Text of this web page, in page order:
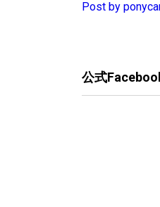
Post by
公式